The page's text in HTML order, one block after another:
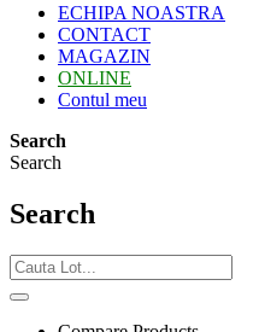
ECHIPA NOASTRA
CONTACT
MAGAZIN
ONLINE
Contul meu
Search
Search
Search